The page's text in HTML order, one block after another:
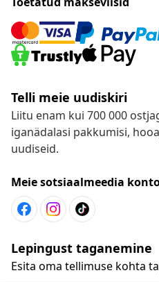
Telli meie uudiskiri
Liitu enam kui 700 000
iganädalasi pakkumisi,
uudiseid.
Meie sotsiaalmeedia
Lepingust taganemine
Esita oma tellimuse kohta